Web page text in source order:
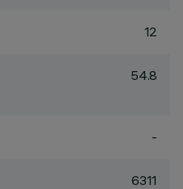
12
54.8
-
6311